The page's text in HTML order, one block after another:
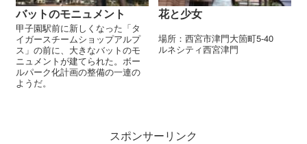
バットのモニュメント
甲子園駅前に新しくなった「タ
イガースチームショップアルプ
ス」の前に、大きなバットのモ
ニュメントが建てられた。ボー
ルパーク化計画の整備の一連の
ようだ。
花と少女
場所：西宮市津門大箇町5-40
ルネシティ西宮津門
スポンサーリンク